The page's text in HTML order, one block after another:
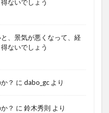
ないでしょう
、景気が悪くなって、経
ないでしょう
？ に dabo_gc より
？ に 鈴木秀則 より